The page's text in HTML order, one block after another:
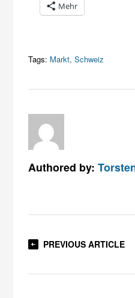
Mehr
Tags: Markt,Schweiz
Authored by:
PREVIOUS ARTICLE